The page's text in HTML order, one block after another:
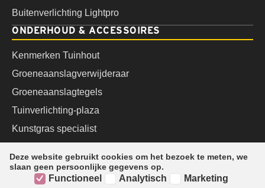
Deze website gebruikt cookies om het bezoek te meten, we
slaan geen persoonlijke gegevens op.
Functioneel Analytisch Marketing
Buitenverlichting Lightpro
ONDERHOUD & ACCESSOIRES
Kenmerken Tuinhout
Groeneaanslagverwijderaar
Groeneaanslagtegels
Tuinverlichting-plaza
Kunstgras specialist
WS onderhoudsmiddelen